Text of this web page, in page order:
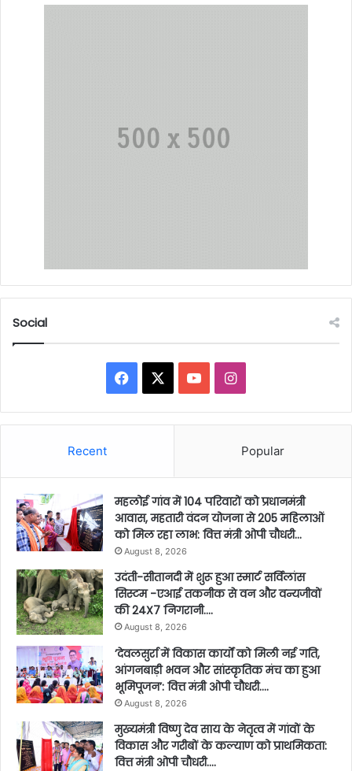
Social
Facebook YouTubeInstagram
Recent Popular
महलोई गांव में 104 परिवारों को प्रधानमंत्री
आवास, महतारी वंदन योजना से 205 महिलाओं
को मिल रहा लाभ: वित्त मंत्री ओपी चौधरी…
August 8, 2026
उदंती-सीतानदी में शुरू हुआ स्मार्ट सर्विलांस
सिस्टम -एआई तकनीक से वन और वन्यजीवों
की 24X7 निगरानी….
August 8, 2026
’देवलसुर्रा में विकास कार्यों को मिली नई गति,
आंगनबाड़ी भवन और सांस्कृतिक मंच का हुआ
भूमिपूजन’: वित्त मंत्री ओपी चौधरी….
August 8, 2026
मुख्यमंत्री विष्णु देव साय के नेतृत्व में गांवों के
विकास और गरीबों के कल्याण को प्राथमिकता:
वित्त मंत्री ओपी चौधरी….